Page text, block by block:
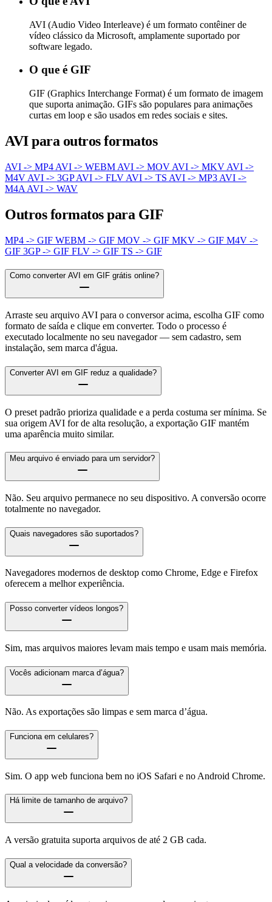
AVI (Audio Video Interleave) é um formato contêiner de
vídeo clássico da Microsoft, amplamente suportado por
software legado.
O que é GIF
GIF (Graphics Interchange Format) é um formato de imagem
que suporta animação. GIFs são populares para animações
curtas em loop e são usados em redes sociais e sites.
AVI para outros formatos
AVI -> MP4 AVI -> WEBM AVI -> MOV AVI -> MKV AVI ->
M4V AVI -> 3GPAVI -> FLV AVI -> TS AVI -> MP3 AVI ->
M4A AVI -> WAV
Outros formatos para GIF
MP4 -> GIF WEBM -> GIF MOV -> GIF MKV -> GIF M4V ->
GIF 3GP -> GIF FLV -> GIF TS -> GIF
Como converter AVI em GIF grátis online?
Arraste seu arquivo AVI para o conversor acima, escolha GIF como
formato de saída e clique em converter. Todo o processo é
executado localmente no seu navegador — sem cadastro, sem
instalação, sem marca d'água.
Converter AVI em GIF reduz a qualidade?
O preset padrão prioriza qualidade e a perda costuma ser mínima. Se
sua origem AVI for de alta resolução, a exportação GIF mantém
uma aparência muito similar.
Meu arquivo é enviado para um servidor?
Não. Seu arquivo permanece no seu dispositivo. A conversão ocorre
totalmente no navegador.
Quais navegadores são suportados?
Navegadores modernos de desktop como Chrome, Edge e Firefox
oferecem a melhor experiência.
Posso converter vídeos longos?
Sim, mas arquivos maiores levam mais tempo e usam mais memória.
Vocês adicionam marca d’água?
Não. As exportações são limpas e sem marca d’água.
Funciona em celulares?
Sim. O app web funciona bem no iOS Safari e no Android Chrome.
Há limite de tamanho de arquivo?
A versão gratuita suporta arquivos de até 2 GB cada.
Qual a velocidade da conversão?